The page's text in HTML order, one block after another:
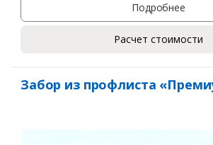
Подробнее
Расчет стоимости
Забор из профлиста